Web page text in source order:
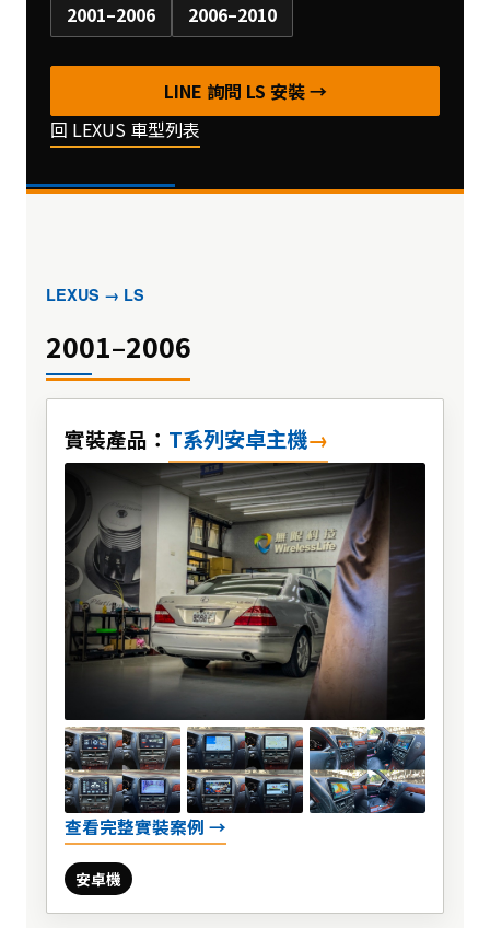
2001–2006 2006–2010
LINE 詢問 LS 安裝 →
回 LEXUS 車型列表
LEXUS → LS
2001–2006
實裝產品： T系列安卓主機
查看完整實裝案例 →
安卓機